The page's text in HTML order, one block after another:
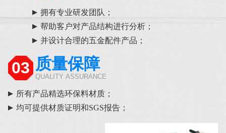
拥有专业研发团队；
帮助客户对产品结构进行分析；
并设计合理的五金配件产品；
03 质量保障
QUALITY ASSURANCE
所有产品精选环保料材质；
均可提供材质证明和SGS报告；